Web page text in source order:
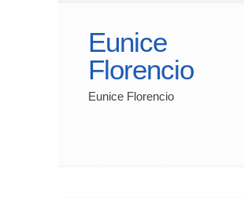
Eunice
Florencio
Eunice Florencio